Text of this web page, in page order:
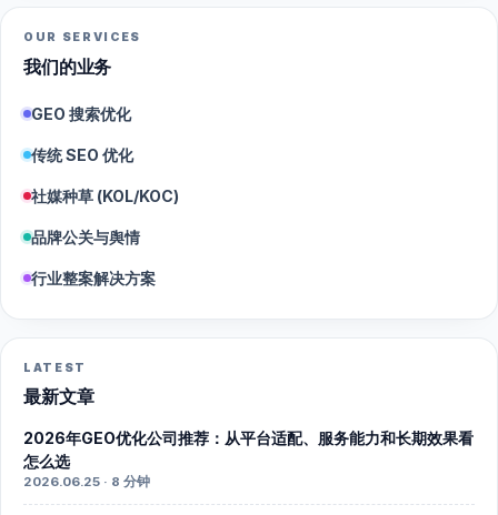
OUR SERVICES
我们的业务
GEO 搜索优化
传统 SEO 优化
社媒种草 (KOL/KOC)
品牌公关与舆情
行业整案解决方案
LATEST
最新文章
2026年GEO优化公司推荐：从平台适配、服务能力和长期效果看
怎么选
2026.06.25 · 8 分钟